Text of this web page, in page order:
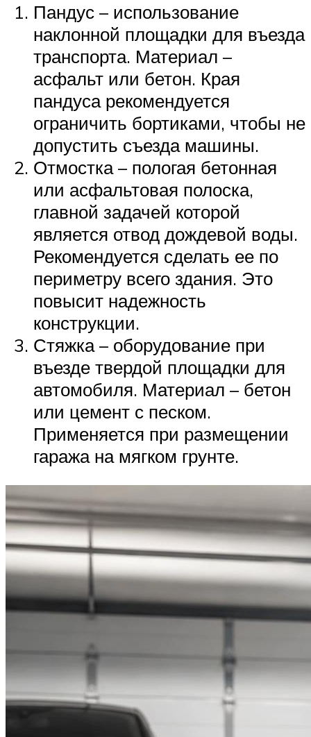
Пандус – использование
наклонной площадки для въезда
транспорта. Материал –
асфальт или бетон. Края
пандуса рекомендуется
ограничить бортиками, чтобы не
допустить съезда машины.
Отмостка – пологая бетонная
или асфальтовая полоска,
главной задачей которой
является отвод дождевой воды.
Рекомендуется сделать ее по
периметру всего здания. Это
повысит надежность
конструкции.
Стяжка – оборудование при
въезде твердой площадки для
автомобиля. Материал – бетон
или цемент с песком.
Применяется при размещении
гаража на мягком грунте.